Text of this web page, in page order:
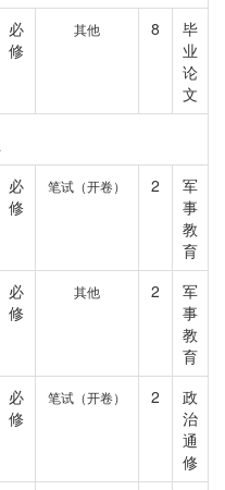
必
修
其他 8
毕
业
论
文
必
修
笔试（开卷） 2
军
事
教
育
必
修
其他 2
军
事
教
育
必
修
笔试（开卷） 2
政
治
通
修